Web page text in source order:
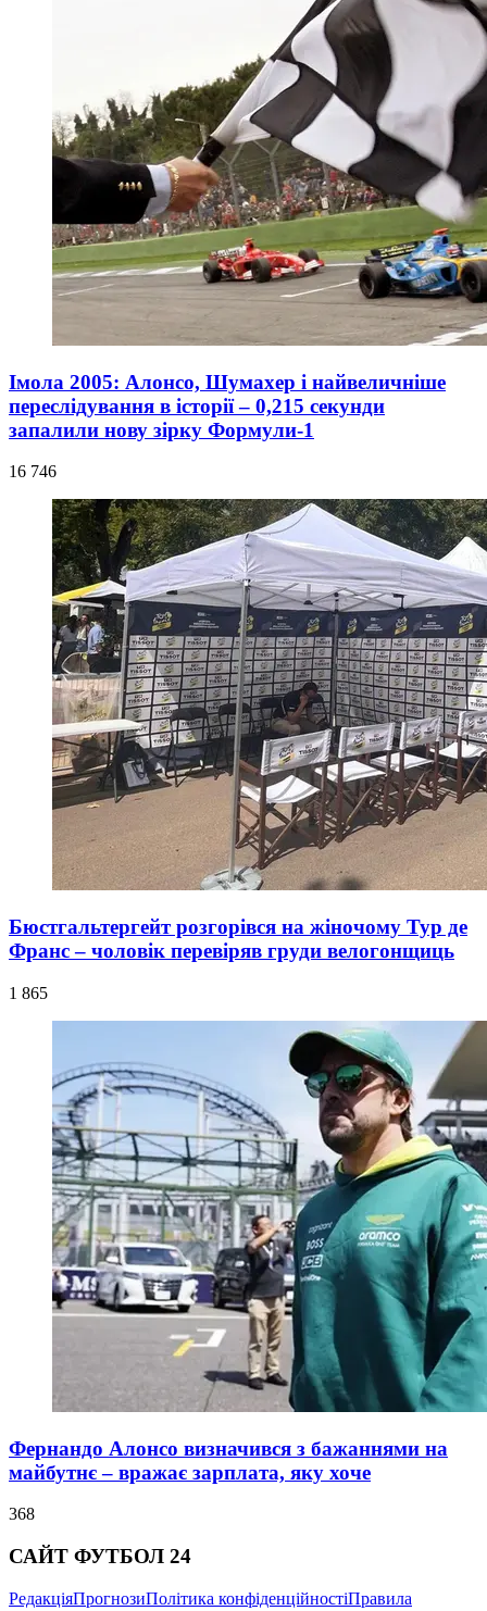
Імола 2005: Алонсо, Шумахер і найвеличніше
переслідування в історії – 0,215 секунди
запалили нову зірку Формули-1
16 746
Бюстгальтергейт розгорівся на жіночому Тур де
Франс – чоловік перевіряв груди велогонщиць
1 865
Фернандо Алонсо визначився з бажаннями на
майбутнє – вражає зарплата, яку хоче
368
САЙТ ФУТБОЛ 24
РедакціяПрогнозиПолітика конфіденційностіПравила